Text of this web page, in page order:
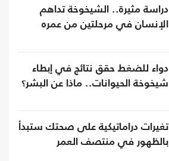
دراسة مثيرة.. الشيخوخة تداهم
الإنسان في مرحلتين من عمره
دواء للضغط حقق نتائج في إبطاء
شيخوخة الحيوانات.. ماذا عن البشر؟
تغيرات دراماتيكية على صحتك ستبدأ
بالظهور في منتصف العمر